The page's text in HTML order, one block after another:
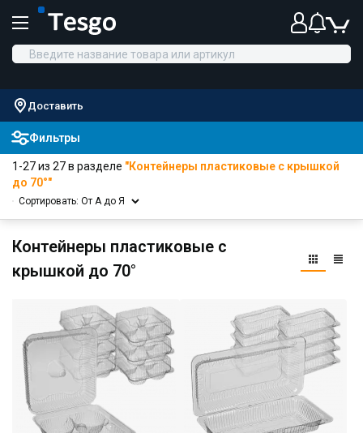
Доставить
Фильтры
1-27 из 27 в разделе "Контейнеры пластиковые с крышкой
до 70°"
Сортировать: От А до Я
Контейнеры пластиковые с
крышкой до 70°